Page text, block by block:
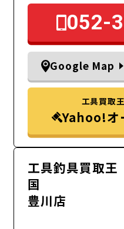
052-
Google Map
工具買取
Yahoo!オ
工具釣具買取王
国
豊川店